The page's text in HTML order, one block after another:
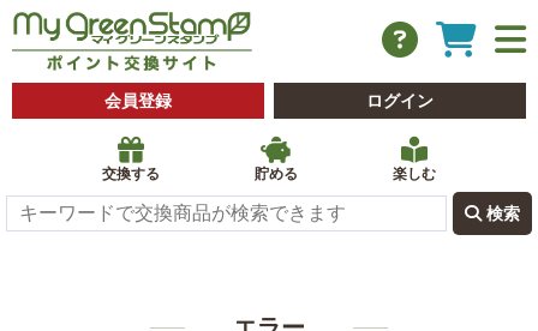
会員登録 ログイン
交換する 貯める 楽しむ
 検索